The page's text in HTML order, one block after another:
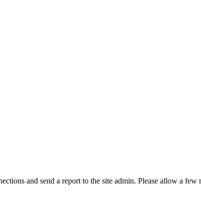
and send a report to the site admin. Please allow a few